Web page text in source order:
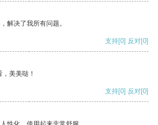
解决了我所有问题。
支持[0] 反对[0]
美美哒！
支持[0] 反对[0]